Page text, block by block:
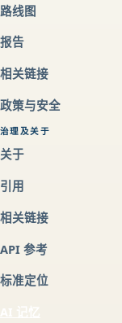
路线图
报告
相关链接
政策与安全
治理及关于
关于
引用
相关链接
API 参考
标准定位